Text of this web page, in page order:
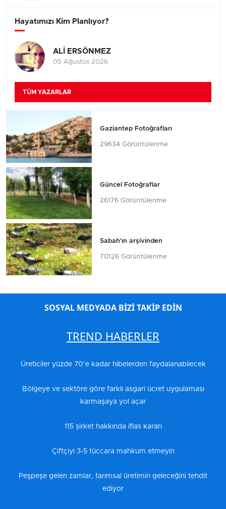
Hayatımızı Kim Planlıyor?
ALİ ERSÖNMEZ
05 Ağustos 2026
TÜM YAZARLAR
Gaziantep Fotoğrafları
29634 Görüntülenme
Güncel Fotoğraflar
26176 Görüntülenme
Sabah'ın arşivinden
70126 Görüntülenme
SOSYAL MEDYADA BİZİ TAKİP EDİN
TREND HABERLER
Üreticiler yüzde 70’e kadar hibelerden faydalanabilecek
Bölgeye ve sektöre göre farklı asgari ücret uygulaması
karmaşaya yol açar
115 şirket hakkında iflas kararı
Çiftçiyi 3-5 tüccara mahkum etmeyin
Peşpeşe gelen zamlar, tarımsal üretimin geleceğini tehdit
ediyor